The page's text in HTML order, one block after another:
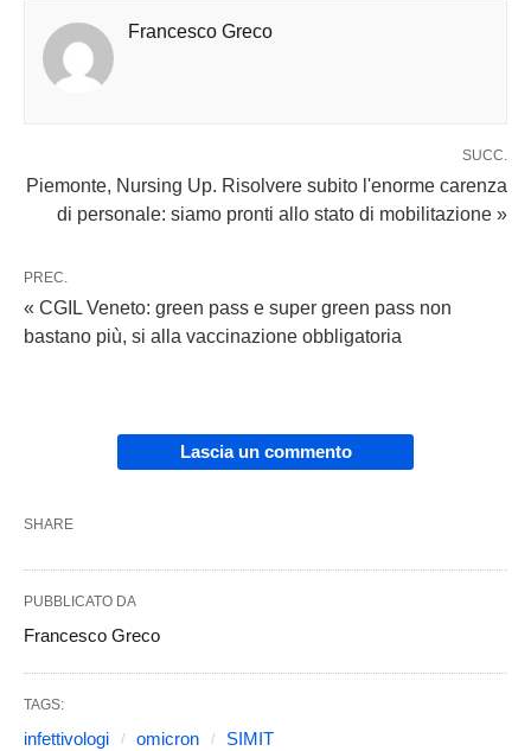
Francesco Greco
SUCC.
Piemonte, Nursing Up. Risolvere subito l'enorme carenza
di personale: siamo pronti allo stato di mobilitazione »
PREC.
« CGIL Veneto: green pass e super green pass non
bastano più, si alla vaccinazione obbligatoria
Lascia un commento
SHARE
PUBBLICATO DA
Francesco Greco
TAGS:
infettivologi omicron SIMIT